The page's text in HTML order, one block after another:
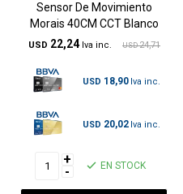
Sensor De Movimiento
Morais 40CM CCT Blanco
USD 22,24 USD 24,71
USD 18,90
USD 20,02
+
- EN STOCK